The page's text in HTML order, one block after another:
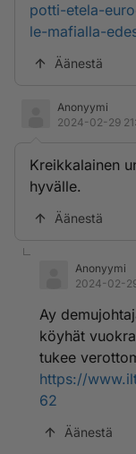
potti-etela-
le-mafialla-
Äänestä
Anonyymi
2024-02-29
Kreikkalainen
hyvälle.
Äänestä
Anonyymi
2024-02-
Ay
köyhät
tukee
https://
62
Äänestä